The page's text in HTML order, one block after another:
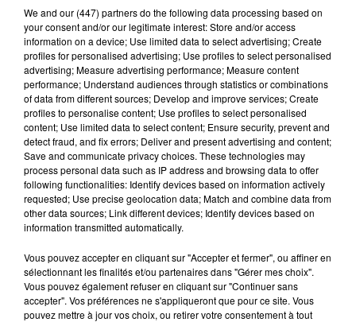
premier édile perpignanais, la candidate d'extrême
droite n'a que très peu évoqué ses projets visant à
stopper l'immigration ou à lutter contre l'islamisme,
mais a déroulé davantage ses propositions
économiques et sociales, tout en glissant quelques
tacles à son concurrent direct Emmanuel Macron.
Des huées parfois quand il s’agissait de parler du
président sortant, des cris d’acclamation par contre
dès lors que le mot victoire résonnait dans la salle.
la présidentielle on ne s'abstient pas, reprenez le
contrôle!": Marine Le Pen a également"conjuré"
We and our (447) partnersdo the following data processing based on
your consent and/or our legitimate interest: Store and/or access
information on a device; Use limited data to select advertising; Create
profiles for personalised advertising; Use profiles to select personalised
advertising; Measure advertising performance; Measure content
performance; Understand audiences through statistics or combinations
of data from different sources; Develop and improve services; Create
profiles to personalise content; Use profiles to select personalised
content; Use limited data to select content; Ensure security, prevent and
detect fraud, and fix errors; Deliver and present advertising and content;
Save and communicate privacy choices. These technologies may
process personal data such as IP address and browsing data to offer
following functionalities: Identify devices based on information actively
requested; Use precise geolocation data; Match and combine data from
other data sources; Link different devices; Identify devices based on
information transmitted automatically.
Vous pouvez accepter en cliquant sur "Accepter et fermer", ou affiner en
sélectionnant les finalités et/ou partenaires dans "Gérer mes choix".
Vous pouvez également refuser en cliquant sur "Continuer sans
accepter". Vos préférences ne s'appliqueront que pour ce site. Vous
pouvez mettre à jour vos choix, ou retirer votre consentement à tout